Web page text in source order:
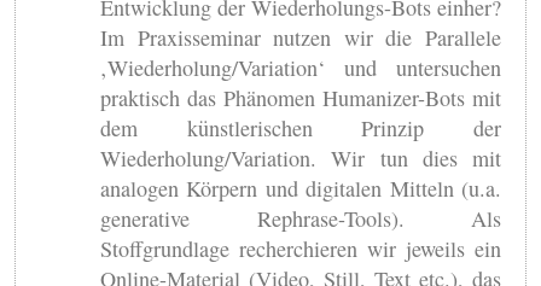
Entwicklung der Wiederholungs-Bots einher?
Im Praxisseminar nutzen wir die Parallele
‚Wiederholung/Variation‘ und untersuchen
praktisch das Phänomen Humanizer-Bots mit
dem künstlerischen Prinzip der
Wiederholung/Variation. Wir tun dies mit
analogen Körpern und digitalen Mitteln (u.a.
generative Rephrase-Tools). Als
Stoffgrundlage recherchieren wir jeweils ein
Online-Material (Video, Still, Text etc.), das